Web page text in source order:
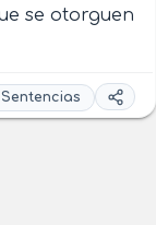
se otorguen